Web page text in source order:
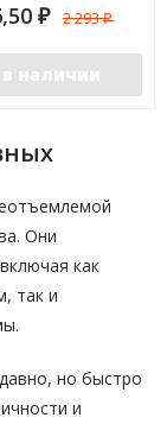
₽ 2 293₽
наличии
Они
как
так и
но быстро
и